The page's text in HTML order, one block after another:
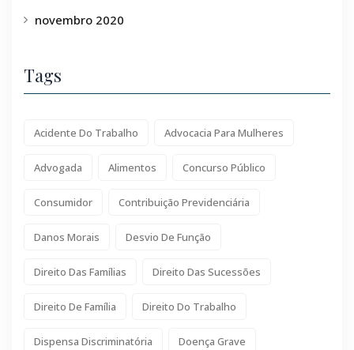
novembro 2020
Tags
Acidente Do Trabalho Advocacia Para Mulheres
Advogada Alimentos Concurso Público
Consumidor Contribuição Previdenciária
Danos Morais Desvio De Função
Direito Das Famílias Direito Das Sucessões
Direito De Família Direito Do Trabalho
Dispensa Discriminatória Doença Grave